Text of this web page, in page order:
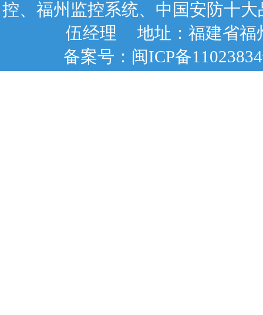
控、福州监控系统、中国安防十
伍经理 地址：福建省福
备案号： 闽ICP备